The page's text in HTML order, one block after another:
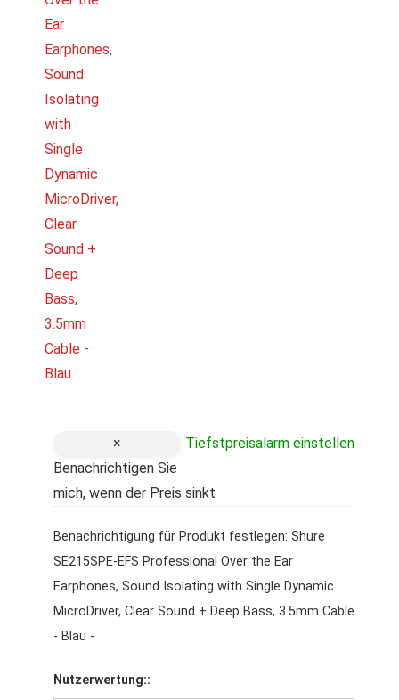
Tiefstpreisalarm einstellen
×
Benachrichtigen Sie
mich, wenn der Preis sinkt
Benachrichtigung für Produkt festlegen: Shure
SE215SPE-EFS Professional Over the Ear
Earphones, Sound Isolating with Single Dynamic
MicroDriver, Clear Sound + Deep Bass, 3.5mm Cable
- Blau -
Nutzerwertung::